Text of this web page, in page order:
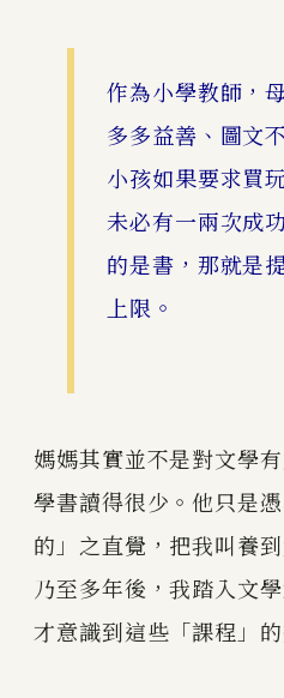
作為小學教師，
多多益善、圖文
小孩如果要求買
未必有一兩次成
的是書，那就是
上限。
媽媽其實並不是對文學
學書讀得很少。他只是
的」之直覺，把我叫養
乃至多年後，我踏入文
才意識到這些「課程」的